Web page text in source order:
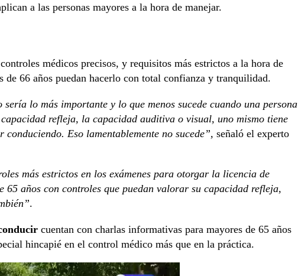
a las personas mayores a la hora de manejar.
médicos precisos, y requisitos más estrictos a la hora de
de 66 años puedan hacerlo con total confianza y tranquilidad.
lo más importante y lo que menos sucede cuando una persona
refleja, la capacidad auditiva o visual, uno mismo tiene
Eso lamentablemente no sucede”, señaló el experto
más estrictos en los exámenes para otorgar la licencia de
65 años con controles que puedan valorar su capacidad refleja,
.
cuentan con charlas informativas para mayores de 65 años
hincapié en el control médico más que en la práctica.